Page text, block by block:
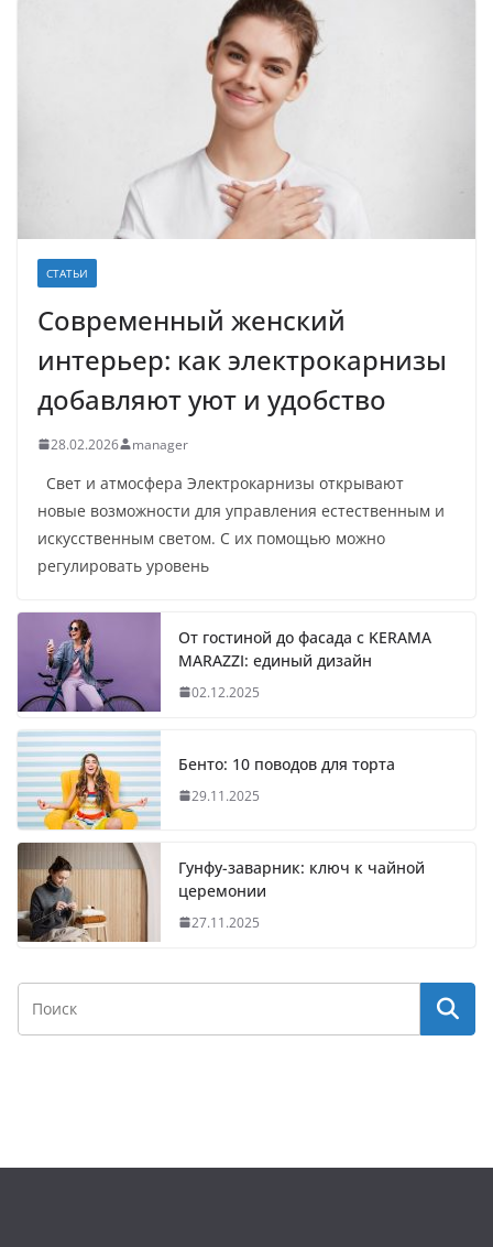
СТАТЬИ
Современный женский
интерьер: как электрокарнизы
добавляют уют и удобство
28.02.2026 manager
Свет и атмосфера Электрокарнизы открывают
новые возможности для управления естественным и
искусственным светом. С их помощью можно
регулировать уровень
От гостиной до фасада с KERAMA
MARAZZI: единый дизайн
02.12.2025
Бенто: 10 поводов для торта
29.11.2025
Гунфу-заварник: ключ к чайной
церемонии
27.11.2025